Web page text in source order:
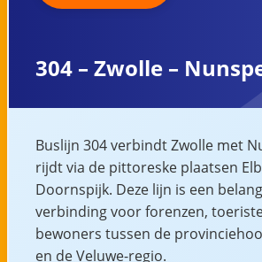
304 – Zwolle –
Buslijn 304 verbindt Zwolle met
rijdt via de pittoreske plaatsen
Doornspijk. Deze lijn is een
verbinding voor forenzen,
bewoners tussen de
en de Veluwe-regio.